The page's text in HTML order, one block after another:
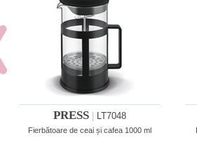
PRESS LT7048
Fierbătoare de ceai și cafea 1000 ml